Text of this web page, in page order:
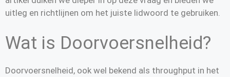
uitleg en richtlijnen om het juiste lidwoord te gebruiken.
Wat is Doorvoersnelheid?
Doorvoersnelheid, ook wel bekend als throughput in het